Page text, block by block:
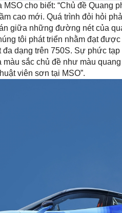
cho biết: “Chủ đề Quang
cao mới. Quá trình đỏi hỏi
giữa những đường nét của
tôi phát triển nhằm đạt
dạng trên 750S. Sự phức
sắc chủ đề như màu
viên sơn tại MSO”.